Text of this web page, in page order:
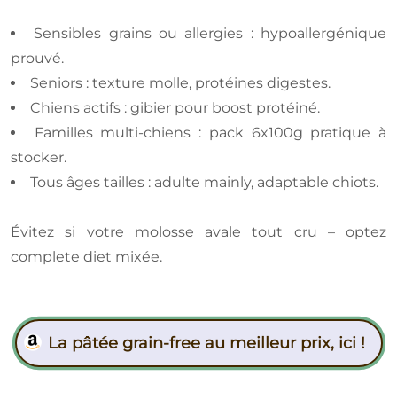
Sensibles grains ou allergies : hypoallergénique
prouvé.
Seniors : texture molle, protéines digestes.
Chiens actifs : gibier pour boost protéiné.
Familles multi-chiens : pack 6x100g pratique à
stocker.
Tous âges tailles : adulte mainly, adaptable chiots.
Évitez si votre molosse avale tout cru – optez
complete diet mixée.
La pâtée grain-free au meilleur prix, ici !